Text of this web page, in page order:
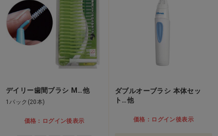
デイリー歯間ブラシ M…他
1パック(20本)
価格：ログイン後表示
ダブルオーブラシ 本体セッ
ト…他
価格：ログイン後表示